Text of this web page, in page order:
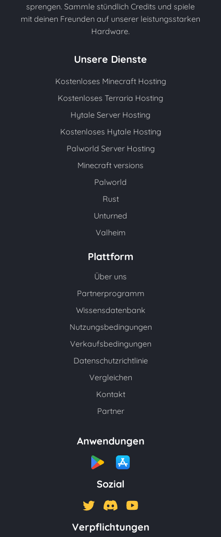
sprengen. Sammle stündlich Credits und spiele
mit deinen Freunden auf unserer leistungsstarken
Hardware.
Unsere Dienste
Kostenloses Minecraft Hosting
Kostenloses Terraria Hosting
Hytale Server Hosting
Kostenloses Hytale Hosting
Palworld Server Hosting
Minecraft versions
Palworld
Rust
Unturned
Valheim
Plattform
Über uns
Partnerprogramm
Wissensdatenbank
Nutzungsbedingungen
Verkaufsbedingungen
Datenschutzrichtlinie
Vergleichen
Kontakt
Partner
Anwendungen
Sozial
Verpflichtungen